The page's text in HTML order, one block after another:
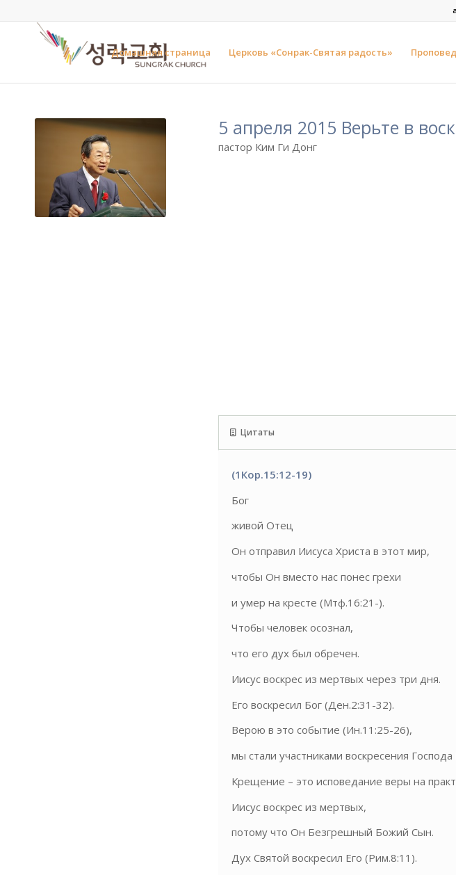
Домашняя страница Церковь «Сонрак-Святая радость»
5 апреля 2015 Верьте в
пастор Ким Ги Донг
Цитаты
(1Кор.15:12-19)
Бог
живой Отец
Он отправил Иисуса Христа в этот мир,
чтобы Он вместо нас понес грехи
и умер на кресте (Мтф.16:21-).
Чтобы человек осознал,
что его дух был обречен.
Иисус воскрес из мертвых через три дня.
Его воскресил Бог (Ден.2:31-32).
Верою в это событие (Ин.11:25-26),
мы стали участниками воскресения Господа
Крещение – это исповедание веры на
Иисус воскрес из мертвых,
потому что Он Безгрешный Божий Сын.
Дух Святой воскресил Его (Рим.8:11).